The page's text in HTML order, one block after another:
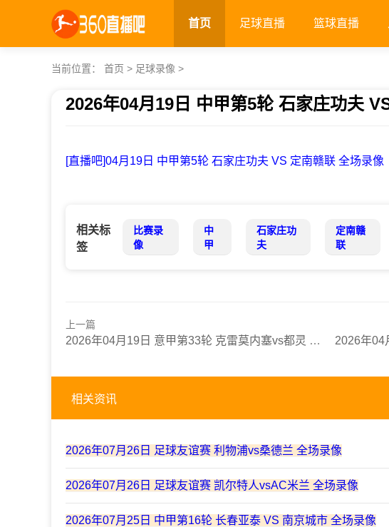
首页 足球直播 篮球直播
当前位置： 首页 > 足球录像 >
2026年04月19日 中甲第5轮 石家庄功夫
[直播吧]04月19日 中甲第5轮 石家庄功夫 VS 定南赣联 全场录像
相关标
签
比赛录
像
中
甲
石家庄功
夫
定南赣
联
上一篇
2026年04月19日 意甲第33轮 克雷莫内塞vs都灵 全场录像 2026年04月19
相关资讯
2026年07月26日 足球友谊赛 利物浦vs桑德兰 全场录像
2026年07月26日 足球友谊赛 凯尔特人vsAC米兰 全场录像
2026年07月25日 中甲第16轮 长春亚泰 VS 南京城市 全场录像